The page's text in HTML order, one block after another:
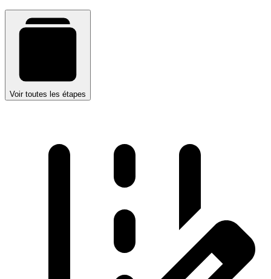
Voir toutes les étapes